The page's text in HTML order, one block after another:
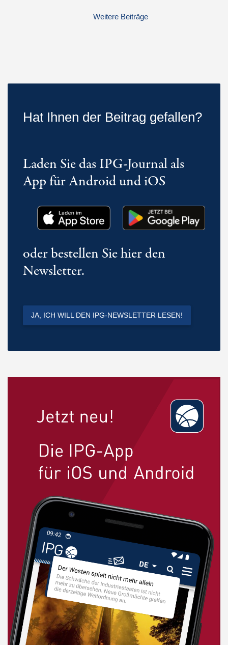
Weitere Beiträge
Hat Ihnen der Beitrag gefallen?
Laden Sie das IPG-Journal als
App für Android und iOS
oder bestellen Sie hier den
Newsletter.
JA, ICH WILL DEN IPG-NEWSLETTER LESEN!